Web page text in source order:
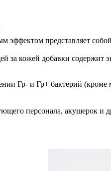
эффектом представляет
за кожей добавки содержит
Гр- и Гр+ бактерий
персонала, акушерок